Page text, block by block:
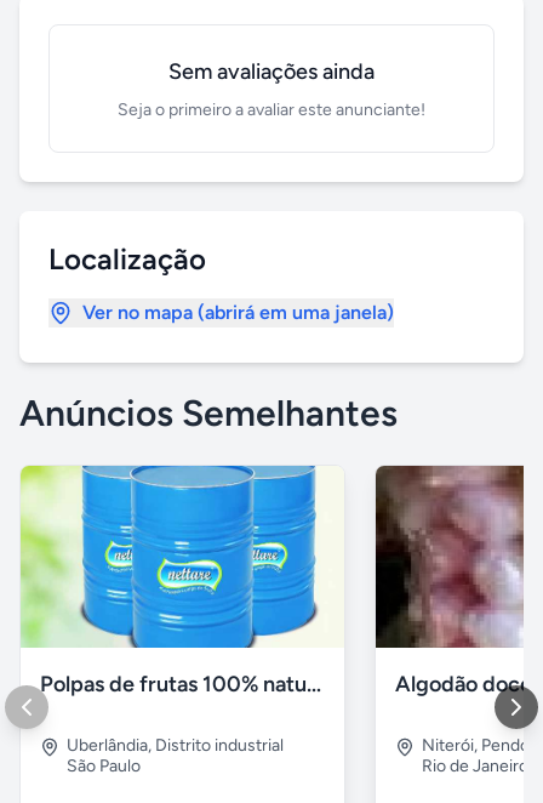
Sem avaliações ainda
Seja o primeiro a avaliar este anunciante!
Localização
Ver no mapa (abrirá em uma janela)
Anúncios Semelhantes
Polpas de frutas 100% natural
Uberlândia, Distrito industrial
São Paulo
Algodão doce
Niterói,
Rio de Janeiro